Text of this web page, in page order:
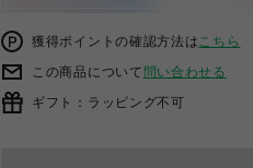
獲得ポイントの確認方法はこちら
この商品について 問い合わせる
ギフト：ラッピング不可